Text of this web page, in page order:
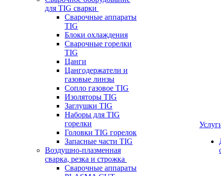
для TIG сварки
Сварочные аппараты
TIG
Блоки охлаждения
Сварочные горелки
TIG
Цанги
Цангодержатели и
газовые линзы
Сопло газовое TIG
Изоляторы TIG
Заглушки TIG
Наборы для TIG
горелки
Головки TIG горелок
Запасные части TIG
Воздушно-плазменная
сварка, резка и строжка
Сварочные аппараты